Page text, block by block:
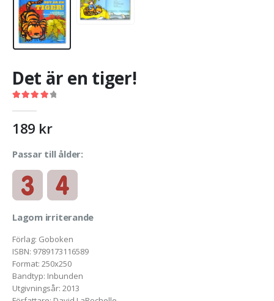
Det är en tiger!
189 kr
Passar till ålder:
Lagom irriterande
Förlag: Goboken
ISBN: 9789173116589
Format: 250x250
Bandtyp: Inbunden
Utgivningsår: 2013